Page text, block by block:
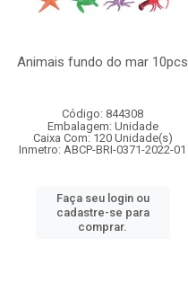
Animais fundo do mar 10pcs
Código: 844308
Embalagem: Unidade
Caixa Com: 120 Unidade(s)
Inmetro: ABCP-BRI-0371-2022-01
Faça seu login ou
cadastre-se para
comprar.